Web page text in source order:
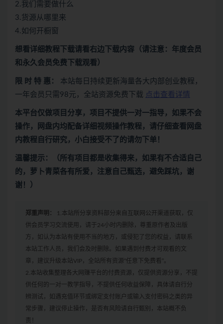
2.我们需要做什么
3.货源从哪里来
4.如何开橱窗
想看详细教程下载请看右边下载内容 （请注意：年度会员
和永久会员免费下载观看）
限 时 特 惠： 本站每日持续更新海量各大内部创业教程，
一年会员只需98元，全站资源免费下载 点击查看详情
本平台仅做项目分享，项目不提供一对一指导，如果不会
操作，网盘内均配备详细视频操作教程，请仔细查看网盘
内教程自行研究，小白接受不了的请勿下单！
温馨提示：（所有项目都是收集得来，如果有不合适自己
的，萝卜青菜各有所爱，注意自己甄选，避免踩坑，谢
谢！）
郑重声明：
1.本站所分享资料部分来自互联网公开渠道获取，仅
供会员学习交流使用，请于24小时内删除，尊重原作者及出版
方，如认为本站有使用不当的地方，或侵犯了您的权益，请联系
本站工作人员，我们会及时删除。如果遇到付费才可观看的文
章，建议升级本站VIP，全站所有资源“任意下免费看”。
2.本站收集整理各大网赚平台的付费资源，仅提供资源分享，不提
供任何的一对一教学指导，不提供任何收益保障，具体请自行分
辨测试，如遇充值环节或绑定支付账户或输入支付密码之类的异
常步骤，建议停止操作，是否有风险请自行甄别，本站概不负
责！